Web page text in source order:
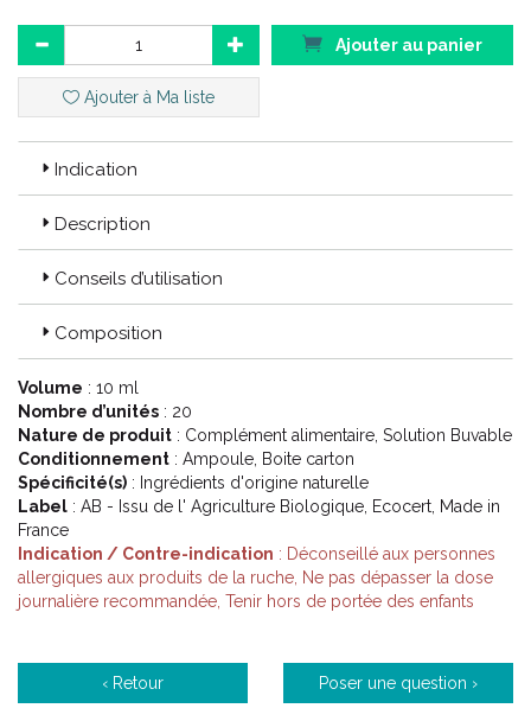
Laboratoire français dont les produits sont exclusivement
distribués en pharmacie, Dayang puise son inspiration dans la
Code ACL : 6012258
Code EAN : 3760162130867
Ajouter au panier
Ajouter à Ma liste
Indication
Description
Conseils d’utilisation
Composition
Volume : 10 ml
Nombre d’unités : 20
Nature de produit : Complément alimentaire, Solution Buvable
Conditionnement : Ampoule, Boite carton
Spécificité(s) : Ingrédients d'origine naturelle
Label : AB - Issu de l' Agriculture Biologique, Ecocert, Made in
France
Indication / Contre-indication : Déconseillé aux personnes
allergiques aux produits de la ruche, Ne pas dépasser la dose
journalière recommandée, Tenir hors de portée des enfants
‹ Retour Poser une question ›